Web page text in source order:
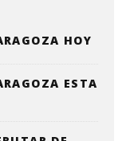
HOY
ESTA